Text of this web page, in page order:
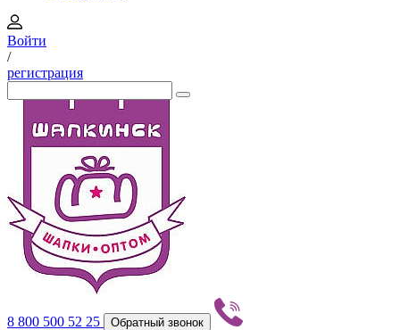
Войти
/
регистрация
8 800 500 52 25 Обратный звонок